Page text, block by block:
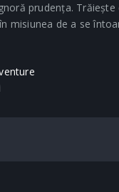
prudența. Trăiește
misiunea de a se